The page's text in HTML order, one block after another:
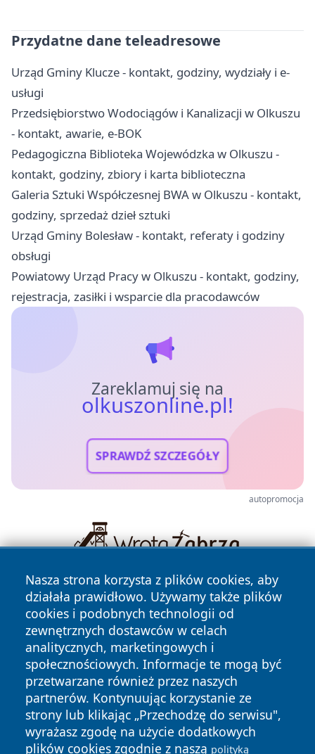
Przydatne dane teleadresowe
Urząd Gminy Klucze - kontakt, godziny, wydziały i e-
usługi
Przedsiębiorstwo Wodociągów i Kanalizacji w Olkuszu
- kontakt, awarie, e-BOK
Pedagogiczna Biblioteka Wojewódzka w Olkuszu -
kontakt, godziny, zbiory i karta biblioteczna
Galeria Sztuki Współczesnej BWA w Olkuszu - kontakt,
godziny, sprzedaż dzieł sztuki
Urząd Gminy Bolesław - kontakt, referaty i godziny
obsługi
Powiatowy Urząd Pracy w Olkuszu - kontakt, godziny,
rejestracja, zasiłki i wsparcie dla pracodawców
Zareklamuj się na
olkuszonline.pl!
SPRAWDŹ SZCZEGÓŁY
autopromocja
Nasza strona korzysta z plików cookies, aby
działała prawidłowo. Używamy także plików
cookies i podobnych technologii od
zewnętrznych dostawców w celach
analitycznych, marketingowych i
społecznościowych. Informacje te mogą być
przetwarzane również przez naszych
partnerów. Kontynuując korzystanie ze
strony lub klikając „Przechodzę do serwisu",
wyrażasz zgodę na użycie dodatkowych
plików cookies zgodnie z naszą polityką
Copyright © 2026 olkuszonline.pl Wszystkie prawa
zastrzeżone.
News Autorzy
Polityka
Prywatności
Polityka
Cookies